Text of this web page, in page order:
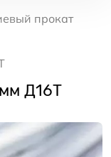
прокат
Д16Т